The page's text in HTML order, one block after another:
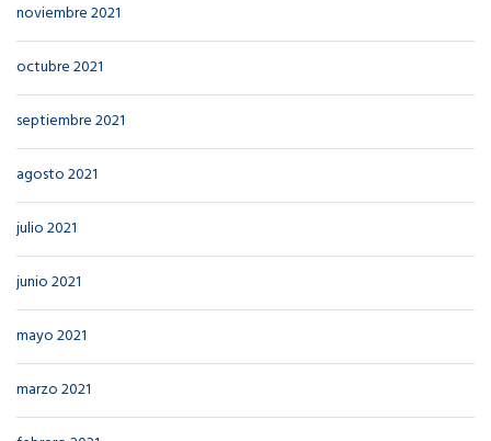
noviembre 2021
octubre 2021
septiembre 2021
agosto 2021
julio 2021
junio 2021
mayo 2021
marzo 2021